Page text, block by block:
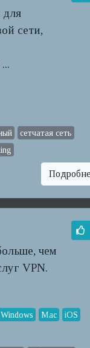
для
сети,
сетчатая сеть
чем
VPN.
Windows Mac
iOS